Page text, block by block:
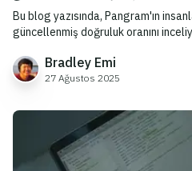
Bu blog yazısında, Pangram'ın
güncellenmiş doğruluk oranını
Bradley Emi
27 Ağustos 2025